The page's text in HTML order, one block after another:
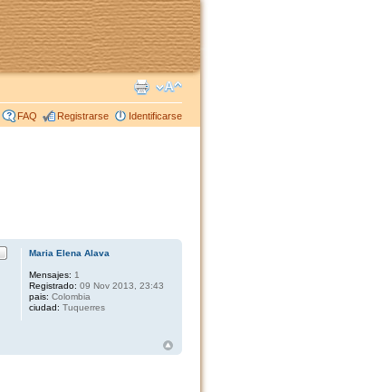
FAQ Registrarse Identificarse
Maria Elena Alava
Mensajes: 1
Registrado: 09 Nov 2013, 23:43
pais: Colombia
ciudad: Tuquerres